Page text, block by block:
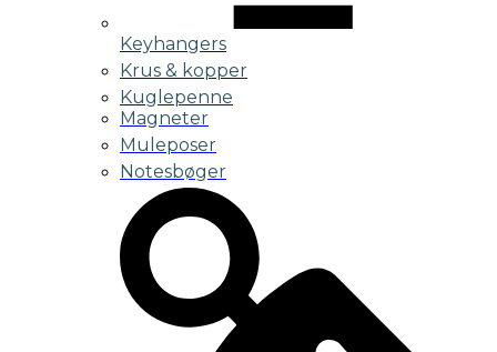
Keyhangers
Krus & kopper
Kuglepenne
Magneter
Muleposer
Notesbøger